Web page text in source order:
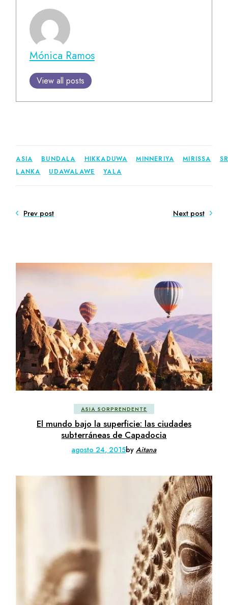
Mónica Ramos
View all posts
ASIA BUNDALA HIKKADUWA MINNERIYA MIRISSA
LANKA
UDAWALAWE YALA
Prev post Next post
ASIA SORPRENDENTE
El mundo bajo la superficie: las ciudades
subterráneas de Capadocia
agosto 24, 2015byAitana